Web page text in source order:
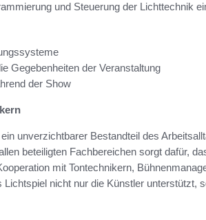
und Steuerung der Lichttechnik
Gegebenheiten der Veranstaltung
der Show
unverzichtbarer Bestandteil des
beteiligten Fachbereichen sorgt dafür,
mit Tontechnikern,
nicht nur die Künstler unterstützt,